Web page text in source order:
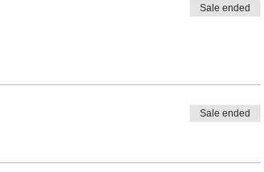
Sale ended
Sale ended